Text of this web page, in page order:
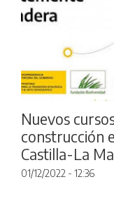
Nuevos
construcción
Castilla-La
01/12/2022 - 12:36